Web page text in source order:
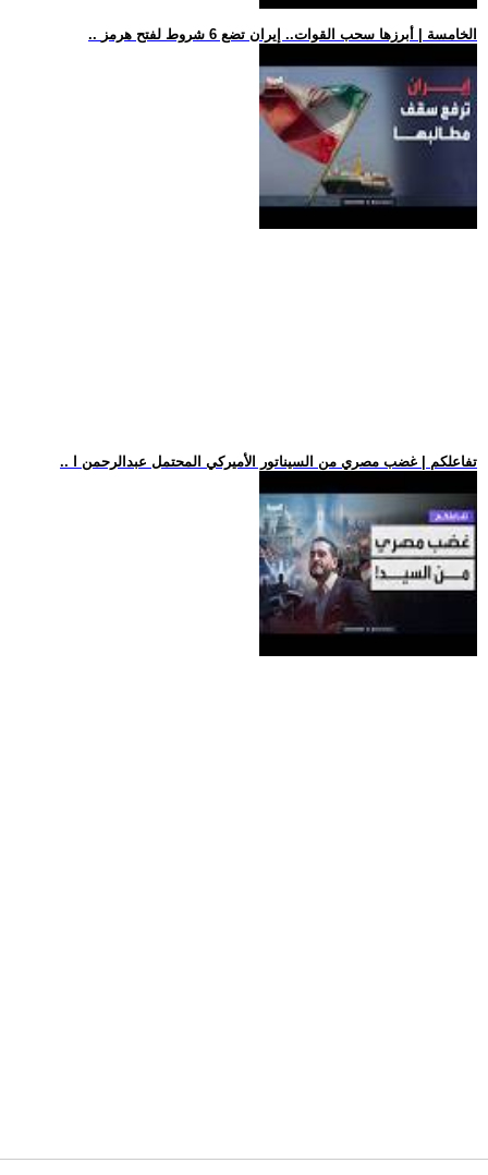
.. الخامسة | أبرزها سحب القوات.. إيران تضع 6 شروط لفتح هرمز
.. تفاعلكم | غضب مصري من السيناتور الأميركي المحتمل عبدالرحمن ا